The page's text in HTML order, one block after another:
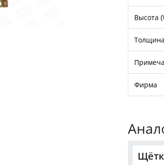
Высота
Фирма